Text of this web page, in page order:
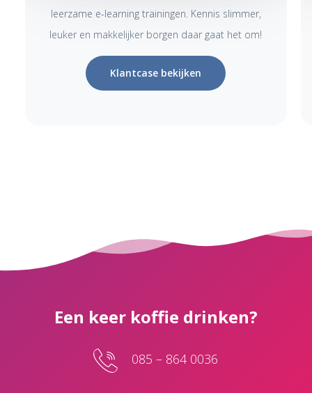
leerzame e-learning trainingen. Kennis slimmer,
leuker en makkelijker borgen daar gaat het om!
Klantcase bekijken
Een keer koffie drinken?
085 – 864 0036